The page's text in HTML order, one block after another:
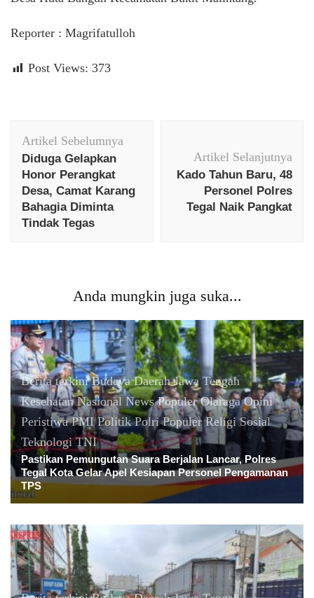
Reporter : Magrifatulloh
Post Views: 373
Artikel
Artikel Sebelumnya
Diduga Gelapkan
Honor Perangkat
Desa, Camat Karang
Bahagia Diminta
Tindak Tegas
Artikel Selanjutnya
Kado Tahun Baru, 48
Personel Polres
Tegal Naik Pangkat
Anda mungkin juga suka...
Berita terkini Budaya Daerah Jawa Tengah
Kesehatan Nasional News Populer Olaraga Opini
Peristiwa PMI Politik Polri Populer Religi Sosial
Teknologi TNI
Pastikan Pemungutan Suara Berjalan Lancar, Polres
Tegal Kota Gelar Apel Kesiapan Personel Pengamanan
TPS